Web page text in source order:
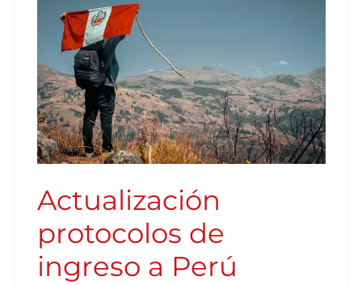
Actualización
protocolos de
ingreso a Perú
INGRESO
A
PERÚ